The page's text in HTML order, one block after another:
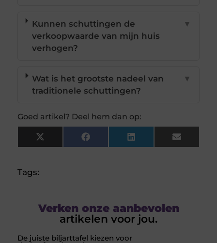
Kunnen schuttingen de
verkoopwaarde van mijn huis
verhogen?
▼
Wat is het grootste nadeel van
traditionele schuttingen?
▼
Goed artikel? Deel hem dan op:
X
(Twitter)
Facebook LinkedIn Email
Tags:
Verken onze aanbevolen
artikelen voor jou.
De juiste biljarttafel kiezen voor